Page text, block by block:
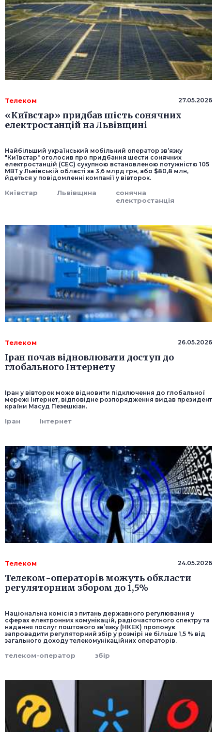
Телеком 27.05.2026
«Київстар» придбав шість сонячних
електростанцій на Львівщині
Найбільший український мобільний оператор зв’язку
"Київстар" оголосив про придбання шести сонячних
електростанцій (СЕС) сукупною встановленою потужністю 105
МВТ у Львівській області за 3,6 млрд грн, або $80,8 млн,
йдеться у повідомленні компанії у вівторок.
Київстар Львівщина
сонячна
електростанція
Телеком 26.05.2026
Іран почав відновлювати доступ до
глобального Інтернету
Іран у вівторок може відновити підключення до глобальної
мережі Інтернет, відповідне розпорядження видав президент
країни Масуд Пезешкіан.
Іран Інтернет
Телеком 24.05.2026
Телеком-операторів можуть обкласти
регуляторним збором до 1,5%
Національна комісія з питань державного регулювання у
сферах електронних комунікацій, радіочастотного спектру та
надання послуг поштового зв’язку (НКЕК) пропонує
запровадити регуляторний збір у розмірі не більше 1,5 % від
загального доходу телекомунікаційних операторів.
телеком-оператор збір